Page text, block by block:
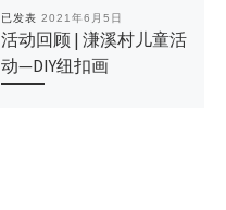
已发表 2021年6月5日
活动回顾 | 溓溪村儿童活
动—DIY纽扣画